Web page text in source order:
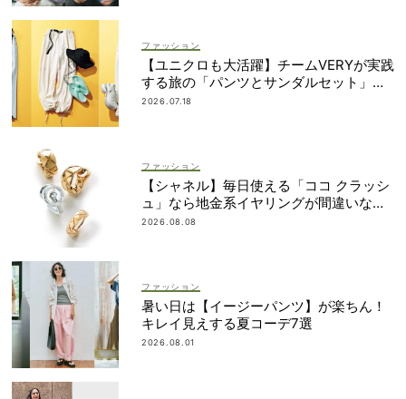
ファッション
【ユニクロも大活躍】チームVERYが実践
する旅の「パンツとサンダルセット」最
適プラン
2026.07.18
ファッション
【シャネル】毎日使える「ココ クラッシ
ュ」なら地金系イヤリングが間違いな
い！
2026.08.08
ファッション
暑い日は【イージーパンツ】が楽ちん！
キレイ見えする夏コーデ7選
2026.08.01